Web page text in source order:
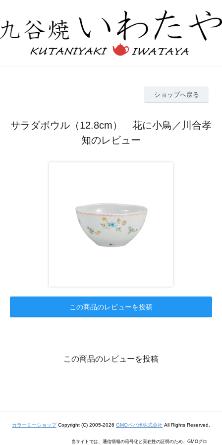
ショップへ戻る
サラダボウル（12.8cm） 花に小鳥／川合孝
知のレビュー
この商品のレビューを投稿
この商品のレビューを投稿
カラーミーショップCopyright (C) 2005-2026 GMOペパボ株式会社 All Rights Reserved.
当サイトでは、通信情報の暗号化と実在性の証明のため、GMOグロ